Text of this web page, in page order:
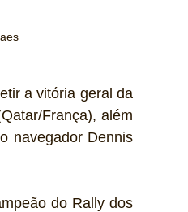
a vitória geral da
França), além
navegador Dennis
do Rally dos